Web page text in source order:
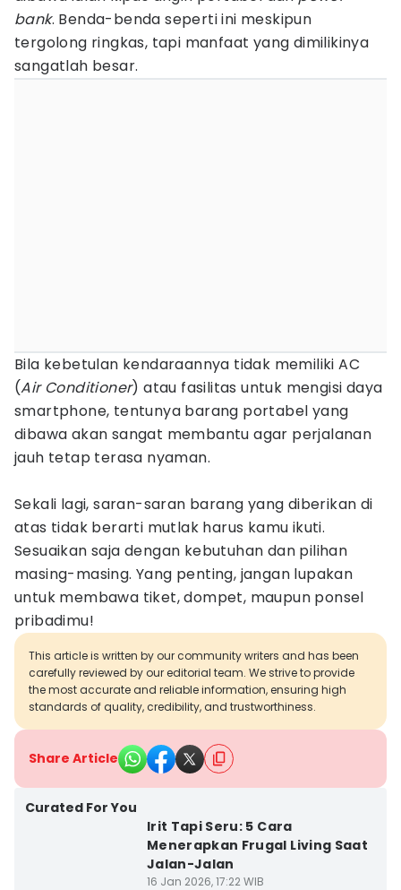
bank. Benda-benda seperti ini meskipun
tergolong ringkas, tapi manfaat yang dimilikinya
sangatlah besar.
Bila kebetulan kendaraannya tidak memiliki AC
(Air Conditioner) atau fasilitas untuk mengisi daya
smartphone, tentunya barang portabel yang
dibawa akan sangat membantu agar perjalanan
jauh tetap terasa nyaman.
Sekali lagi, saran-saran barang yang diberikan di
atas tidak berarti mutlak harus kamu ikuti.
Sesuaikan saja dengan kebutuhan dan pilihan
masing-masing. Yang penting, jangan lupakan
untuk membawa tiket, dompet, maupun ponsel
pribadimu!
This article is written by our community writers and has been
carefully reviewed by our editorial team. We strive to provide
the most accurate and reliable information, ensuring high
standards of quality, credibility, and trustworthiness.
Share Article
Curated For You
Irit Tapi Seru: 5 Cara
Menerapkan Frugal Living Saat
Jalan-Jalan
16 Jan 2026, 17:22 WIB